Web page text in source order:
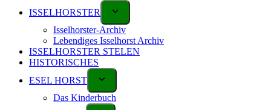
ISSELHORSTER
Isselhorster-Archiv
Lebendiges Isselhorst Archiv
ISSELHORSTER STELEN
HISTORISCHES
ESEL HORST
Das Kinderbuch